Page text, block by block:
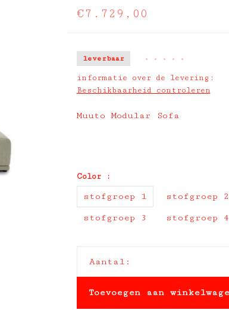
€7.729,00
leverbaar • • • • •
informatie over de levering:
Beschikbaarheid controleren
Muuto Modular Sofa
Color :
stofgroep 1 stofgroep 2
stofgroep 3 stofgroep 4
Aantal:
Toevoegen aan